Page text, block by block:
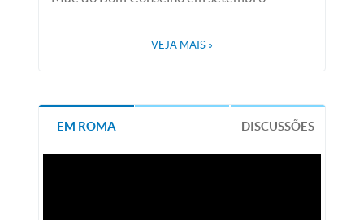
VEJA MAIS »
EM ROMA DISCUSSÕES